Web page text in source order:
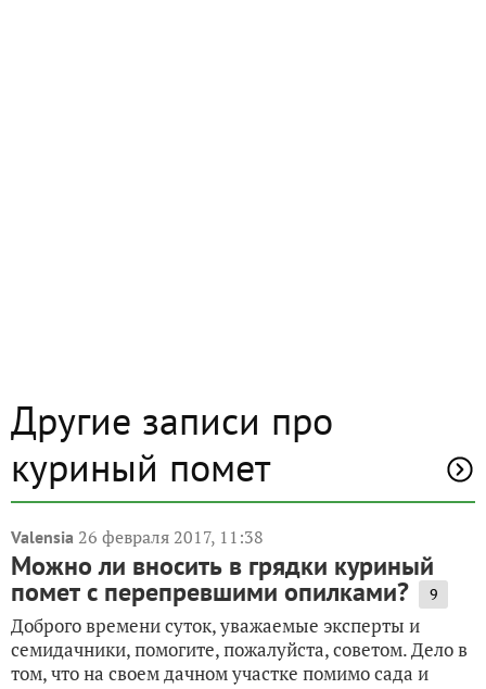
Другие записи про
куриный помет
Valensia 26 февраля 2017, 11:38
Можно ли вносить в грядки куриный
помет с перепревшими опилками? 9
Доброго времени суток, уважаемые эксперты и
семидачники, помогите, пожалуйста, советом. Дело в
том, что на своем дачном участке помимо сада и